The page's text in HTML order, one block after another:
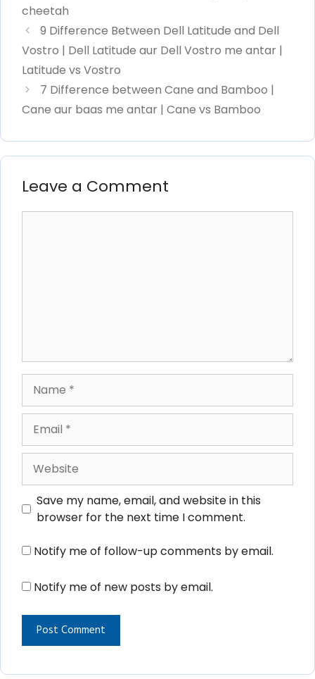
cheetah
9 Difference Between Dell Latitude and Dell
Vostro | Dell Latitude aur Dell Vostro me antar |
Latitude vs Vostro
7 Difference between Cane and Bamboo |
Cane aur baas me antar | Cane vs Bamboo
Leave a Comment
Save my name, email, and website in this
browser for the next time I comment.
Notify me of follow-up comments by email.
Notify me of new posts by email.